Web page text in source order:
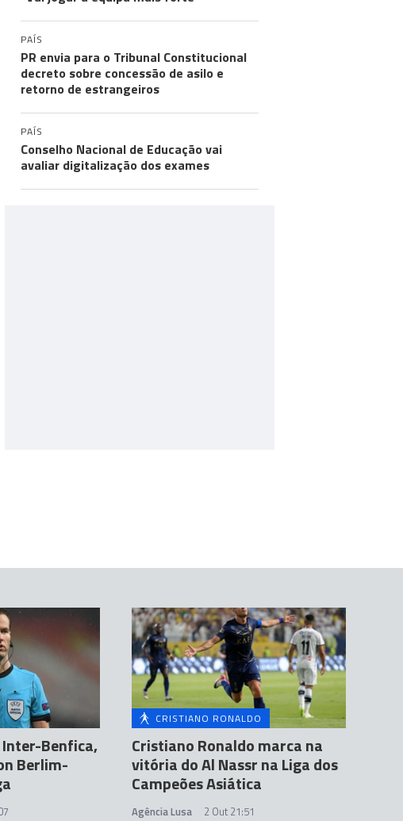
PAÍS
PR envia para o Tribunal Constitucional
decreto sobre concessão de asilo e
retorno de estrangeiros
PAÍS
Conselho Nacional de Educação vai
avaliar digitalização dos exames
Benfica,
Berlim-
CRISTIANO RONALDO
Cristiano Ronaldo marca na
vitória do Al Nassr na Liga dos
Campeões Asiática
Agência Lusa 2 Out 21:51